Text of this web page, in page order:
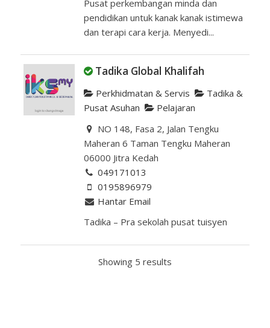
Pusat perkembangan minda dan
pendidikan untuk kanak kanak istimewa
dan terapi cara kerja. Menyedi...
Tadika Global Khalifah
Perkhidmatan & Servis
Tadika &
Pusat Asuhan
Pelajaran
NO 148, Fasa 2, Jalan Tengku
Maheran 6 Taman Tengku Maheran
06000 Jitra Kedah
049171013
0195896979
Hantar Email
Tadika – Pra sekolah pusat tuisyen
Showing 5 results